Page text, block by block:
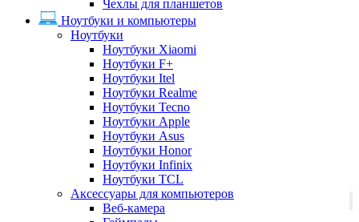
Чехлы для планшетов
Ноутбуки и компьютеры
Ноутбуки
Ноутбуки Xiaomi
Ноутбуки F+
Ноутбуки Itel
Ноутбуки Realme
Ноутбуки Tecno
Ноутбуки Apple
Ноутбуки Asus
Ноутбуки Honor
Ноутбуки Infinix
Ноутбуки TCL
Аксессуары для компьютеров
Веб-камера